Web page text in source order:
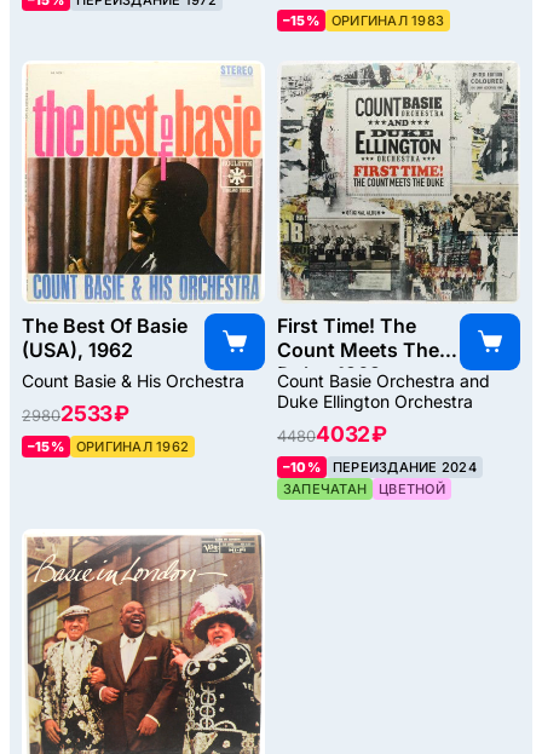
–15% ОРИГИНАЛ 1983
The Best Of Basie
(USA), 1962
Count Basie & His Orchestra
29802533 ₽
–15% ОРИГИНАЛ 1962
First Time! The
Count Meets The
Duke, 1962
Count Basie Orchestra and
Duke Ellington Orchestra
44804032 ₽
–10%
ПЕРЕИЗДАНИЕ 2024
ЗАПЕЧАТАН
ЦВЕТНОЙ